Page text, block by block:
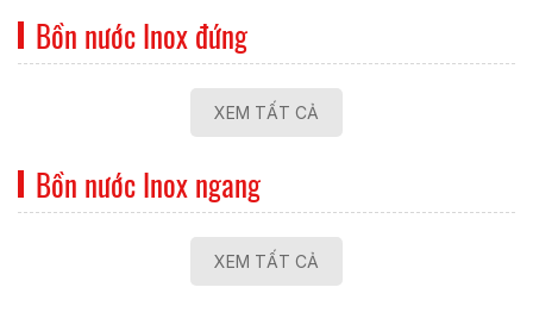
Bồn nước Inox đứng
XEM TẤT CẢ
Bồn nước Inox ngang
XEM TẤT CẢ